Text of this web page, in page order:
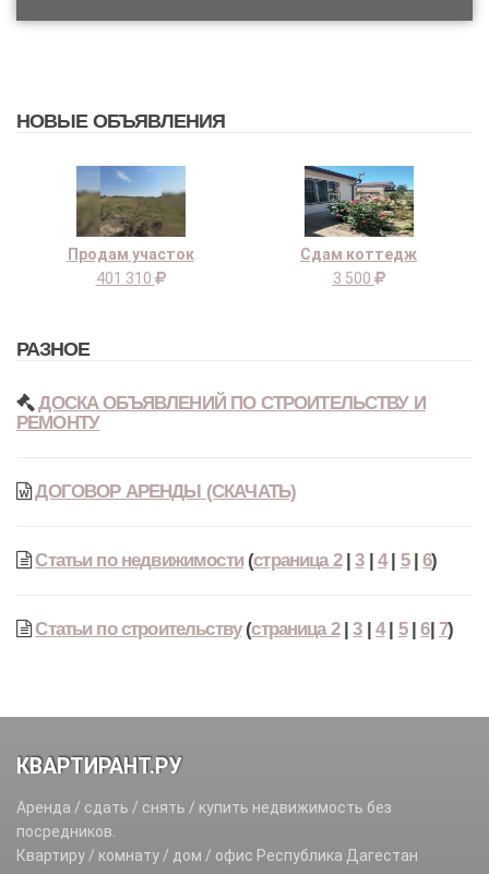
НОВЫЕ ОБЪЯВЛЕНИЯ
Продам участок
401 310
Сдам коттедж
3 500
РАЗНОЕ
ДОСКА ОБЪЯВЛЕНИЙ ПО СТРОИТЕЛЬСТВУ И
РЕМОНТУ
ДОГОВОР АРЕНДЫ (СКАЧАТЬ)
Статьи по недвижимости(страница 2|3| 4| 5|6)
Статьи по строительству(страница 2|3|4| 5|6| 7)
КВАРТИРАНТ.РУ
Аренда / сдать / снять / купить недвижимость без
посредников.
Квартиру / комнату / дом / офис Республика Дагестан